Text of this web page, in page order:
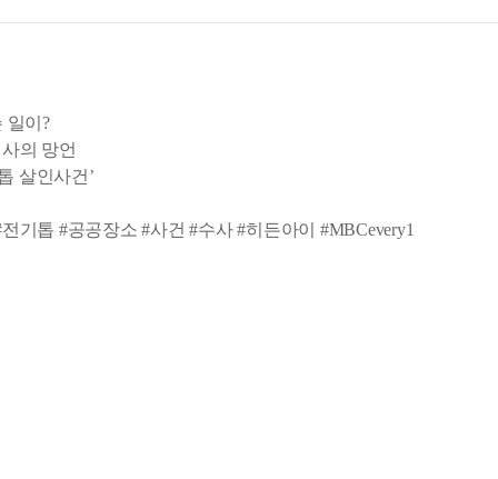
일이?
의 망언
살인사건’
기톱 #공공장소 #사건 #수사 #히든아이 #MBCevery1